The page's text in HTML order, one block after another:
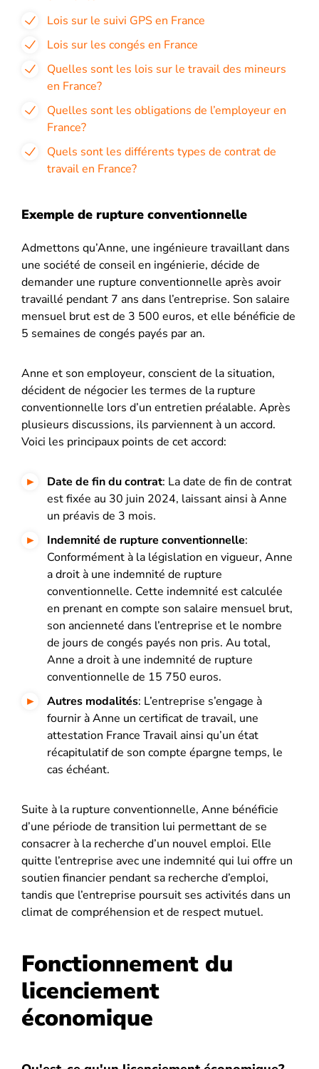
Lois sur le suivi GPS en France
Lois sur les congés en France
Quelles sont les lois sur le travail des mineurs
en France?
Quelles sont les obligations de l’employeur en
France?
Quels sont les différents types de contrat de
travail en France?
Exemple de rupture conventionnelle
Admettons qu’Anne, une ingénieure travaillant dans
une société de conseil en ingénierie, décide de
demander une rupture conventionnelle après avoir
travaillé pendant 7 ans dans l’entreprise. Son salaire
mensuel brut est de 3 500 euros, et elle bénéficie de
5 semaines de congés payés par an.
Anne et son employeur, conscient de la situation,
décident de négocier les termes de la rupture
conventionnelle lors d’un entretien préalable. Après
plusieurs discussions, ils parviennent à un accord.
Voici les principaux points de cet accord:
Date de fin du contrat: La date de fin de contrat
est fixée au 30 juin 2024, laissant ainsi à Anne
un préavis de 3 mois.
Indemnité de rupture conventionnelle:
Conformément à la législation en vigueur, Anne
a droit à une indemnité de rupture
conventionnelle. Cette indemnité est calculée
en prenant en compte son salaire mensuel brut,
son ancienneté dans l’entreprise et le nombre
de jours de congés payés non pris. Au total,
Anne a droit à une indemnité de rupture
conventionnelle de 15 750 euros.
Autres modalités: L’entreprise s’engage à
fournir à Anne un certificat de travail, une
attestation France Travail ainsi qu’un état
récapitulatif de son compte épargne temps, le
cas échéant.
Suite à la rupture conventionnelle, Anne bénéficie
d’une période de transition lui permettant de se
consacrer à la recherche d’un nouvel emploi. Elle
quitte l’entreprise avec une indemnité qui lui offre un
soutien financier pendant sa recherche d’emploi,
tandis que l’entreprise poursuit ses activités dans un
climat de compréhension et de respect mutuel.
Fonctionnement du
licenciement
économique